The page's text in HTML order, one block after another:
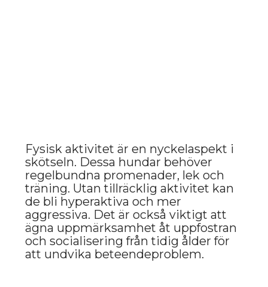
STAFFORDSHIRETERRIER —
Det är en otroligt lojal och
trogen följeslagare som blir en
utmärkt vän för människor
som är beredda att lägga ner
tid på uppfostran och
socialisering. Dessa hundar
passar perfekt för aktiva
personer som kan ge dem
tillräckligt med fysisk aktivitet
och uppmärksamhet. Med rätt